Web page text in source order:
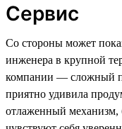
Сервис
Со стороны может
инженера в крупной
компании — сложный
приятно удивила
отлаженный механизм,